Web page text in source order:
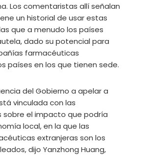
Los comentaristas allí señalan
un historial de usar estas
que a menudo los países
dado su potencial para
farmacéuticas
países en los que tienen sede.
del Gobierno a apelar a
vinculada con las
sobre el impacto que podría
local, en la que las
extranjeras son los
dijo Yanzhong Huang,